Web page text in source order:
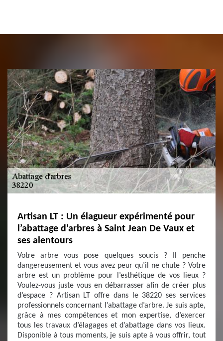
Artisan LT : Un élagueur expérimenté pour
l’abattage d’arbres à Saint Jean De Vaux et
ses alentours
Votre arbre vous pose quelques soucis ? Il penche
dangereusement et vous avez peur qu’il ne chute ? Votre
arbre est un problème pour l’esthétique de vos lieux ?
Voulez-vous juste vous en débarrasser afin de créer plus
d’espace ? Artisan LT offre dans le 38220 ses services
professionnels concernant l’abattage d’arbre. Je suis apte,
grâce à mes compétences et mon expertise, d’exercer
tous les travaux d’élagages et d’abattage dans vos lieux.
Disponible à tous moments, je suis apte à vous offrir, tout